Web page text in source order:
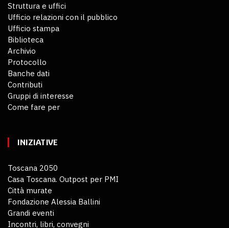
Struttura e uffici
Ufficio relazioni con il pubblico
Ufficio stampa
Biblioteca
Archivio
Protocollo
Banche dati
Contributi
Gruppi di interesse
Come fare per
INIZIATIVE
Toscana 2050
Casa Toscana. Outpost per PMI
Città murate
Fondazione Alessia Ballini
Grandi eventi
Incontri, libri, convegni